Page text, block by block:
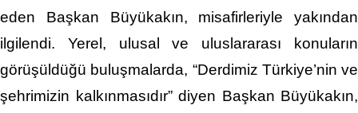
eden Başkan Büyükakın, misafirleriyle yakından
ilgilendi. Yerel, ulusal ve uluslararası konuların
görüşüldüğü buluşmalarda, “Derdimiz Türkiye’nin ve
şehrimizin kalkınmasıdır” diyen Başkan Büyükakın,